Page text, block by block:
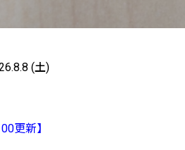
(土)
更新】